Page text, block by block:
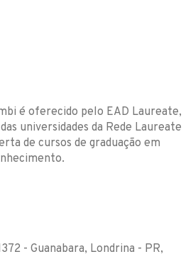
é oferecido pelo EAD Laureate,
universidades da Rede Laureate
de cursos de graduação em
- Guanabara, Londrina - PR,